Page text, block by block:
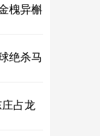
槐异槲
绝杀马
占龙